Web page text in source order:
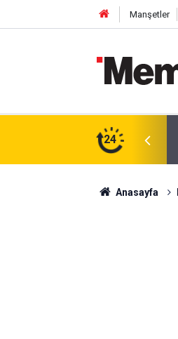
Manşetler
24
Anasayfa